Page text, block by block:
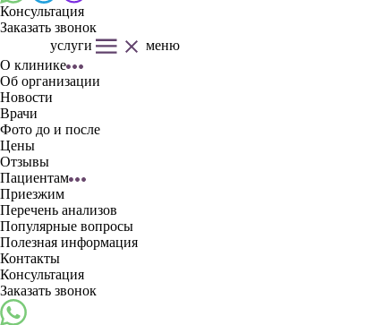
Консультация
Заказать звонок
услуги
меню
О клинике
Об организации
Новости
Врачи
Фото до и после
Цены
Отзывы
Пациентам
Приезжим
Перечень анализов
Популярные вопросы
Полезная информация
Контакты
Консультация
Заказать звонок